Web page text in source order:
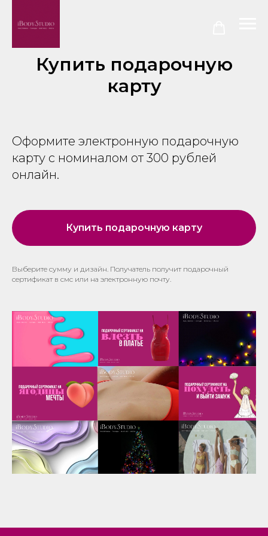
Купить подарочную
карту
Оформите электронную подарочную
карту с номиналом от 300 рублей
онлайн.
Купить подарочную карту
Выберите сумму и дизайн. Получатель получит подарочный
сертификат в смс или на электронную почту.